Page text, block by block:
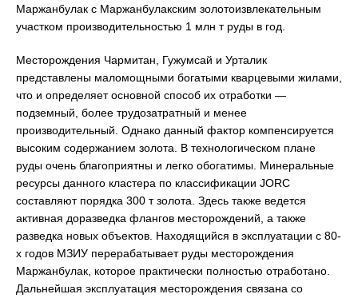
Маржанбулак с Маржанбулакским золотоизвлекательным
участком производительностью 1 млн т руды в год.
Месторождения Чармитан, Гужумсай и Урталик
представлены маломощными богатыми кварцевыми жилами,
что и определяет основной способ их отработки —
подземный, более трудозатратный и менее
производительный. Однако данный фактор компенсируется
высоким содержанием золота. В технологическом плане
руды очень благоприятны и легко обогатимы. Минеральные
ресурсы данного кластера по классификации JORC
составляют порядка 300 т золота. Здесь также ведется
активная доразведка флангов месторождений, а также
разведка новых объектов. Находящийся в эксплуатации с 80-
х годов МЗИУ перерабатывает руды месторождения
Маржанбулак, которое практически полностью отработано.
Дальнейшая эксплуатация месторождения связана со